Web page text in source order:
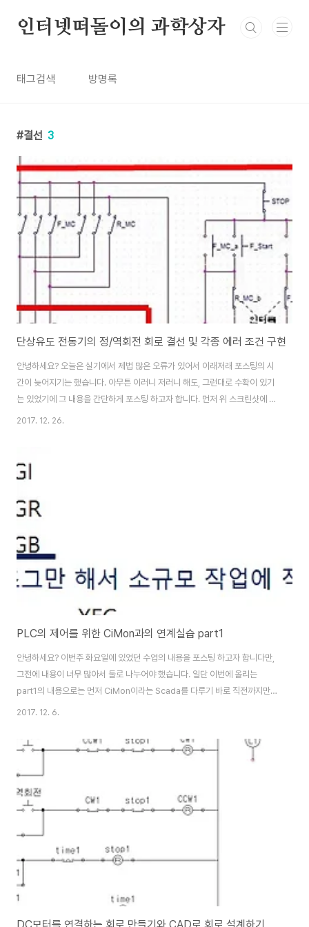
인터넷떠돌이의 과학상자
태그검색 방명록
결선 3
단상유도 전동기의 정/역회전 회로 결선 및 각종 에러 조건 구현
안녕하세요? 오늘은 실기에서 제법 많은 오류가 있어서 이래저래 포스팅의 시
간이 늦어지기는 했습니다. 아무튼 이러니 저러니 해도, 그런대로 수확이 있기
는 있었기에 그 내용을 간단하게 포스팅 하고자 합니다. 먼저 위 스크린샷에 붉
은색 박스로 표시된 지점처럼, 이 부분만을 PLC와 연결해서 구현을 하고자 하
는 220V 릴레이입니다. 결코 계전기가 아니며, 정말 중요한 것으로, 220V 릴
레이의 전원을 연결할때, 한쪽 연결선인 R은 EOCR의 B접점을 지나서 나와야
하지, 결단컨데 계전기의 A접점을 지나서 오는 것이 아닙니다. 그래서 먼저 결
선이 끝난 다음에..
2017. 12. 26.
PLC의 제어를 위한 CiMon과의 연계실습 part1
안녕하세요? 이번주 화요일에 있었던 수업의 내용을 포스팅 하고자 합니다만,
그전에 내용이 너무 많아서 둘로 나누어야 했습니다. 일단 이번에 올리는
part1의 내용으로는 먼저 CiMon이라는 Scada를 다루기 바로 직전까지만
있었던 이야기에 대해서 포스팅을 집중적으로 하고자 합니다. 먼저 LS산전이
하겠습니다. 일단 과거에는 위 그림을 보시면 나오는 Master-K와 Glofa라는
것이 있는데, 구형 모델이 되기 때문에 요즘에는 차차 XGK와 XGI로 대체가 되
어 가고 있는 추세라고 합니다. 그외에 XGR과 XGB라는 것이 있는데, 모두
CPU의 차이가 있다고 합니다. 그리고 제가 수업에서 자주 쓰는 PLC는 XGB
로 가장 작..
2017. 12. 6.